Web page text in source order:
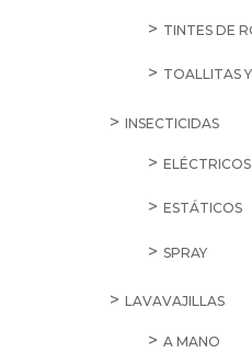
TINTES DE
TOALLITAS
INSECTICIDAS
ELÉCTRICOS
ESTÁTICOS
SPRAY
LAVAVAJILLAS
A MANO